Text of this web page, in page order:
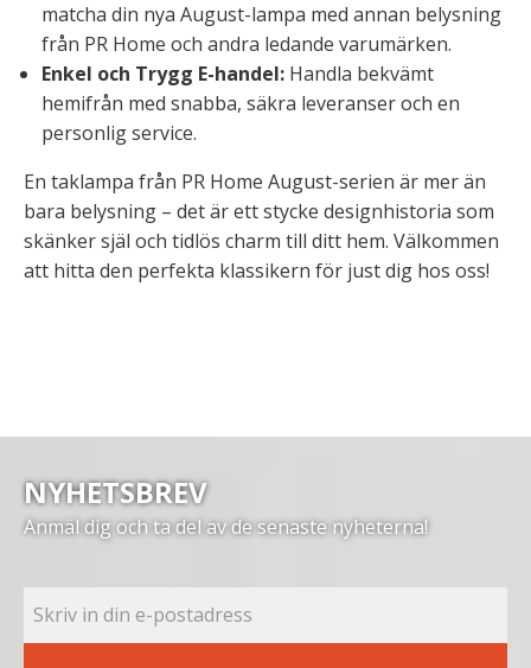
matcha din nya August-lampa med annan belysning
från PR Home och andra ledande varumärken.
Enkel och Trygg E-handel: Handla bekvämt
hemifrån med snabba, säkra leveranser och en
personlig service.
En taklampa från PR Home August-serien är mer än
bara belysning – det är ett stycke designhistoria som
skänker själ och tidlös charm till ditt hem. Välkommen
att hitta den perfekta klassikern för just dig hos oss!
NYHETSBREV
Anmäl dig och ta del av de senaste nyheterna!